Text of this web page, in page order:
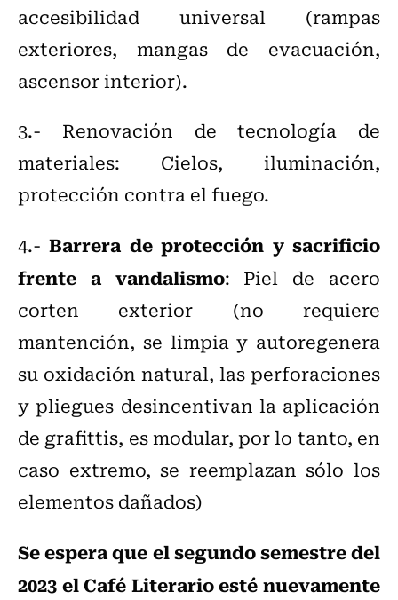
accesibilidad universal (rampas
exteriores, mangas de evacuación,
ascensor interior).
3.- Renovación de tecnología de
materiales: Cielos, iluminación,
protección contra el fuego.
4.- Barrera de protección y sacrificio
frente a vandalismo: Piel de acero
corten exterior (no requiere
mantención, se limpia y autoregenera
su oxidación natural, las perforaciones
y pliegues desincentivan la aplicación
de grafittis, es modular, por lo tanto, en
caso extremo, se reemplazan sólo los
elementos dañados)
Se espera que el segundo semestre del
2023 el Café Literario esté nuevamente